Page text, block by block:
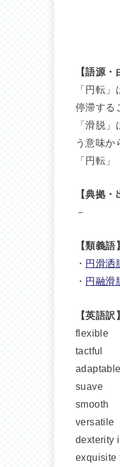
【語源・
「円転
停滞する
「滑脱
う意味か
「円転
【典拠・
－
【類義語】
・ 円滑洒
・ 円融滑
【英語訳】
flexible
tactful
adaptable
suave
smooth
versatile
dexterity
exquisite